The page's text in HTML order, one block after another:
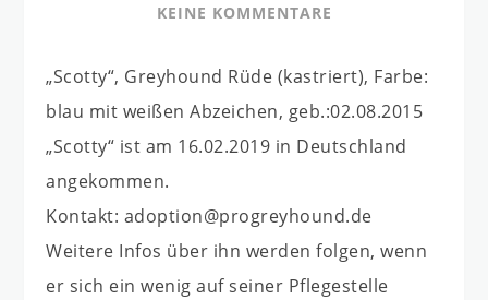
KEINE KOMMENTARE
„Scotty“, Greyhound Rüde (kastriert), Farbe:
blau mit weißen Abzeichen, geb.:02.08.2015
„Scotty“ ist am 16.02.2019 in Deutschland
angekommen.
Kontakt: adoption@progreyhound.de
Weitere Infos über ihn werden folgen, wenn
er sich ein wenig auf seiner Pflegestelle